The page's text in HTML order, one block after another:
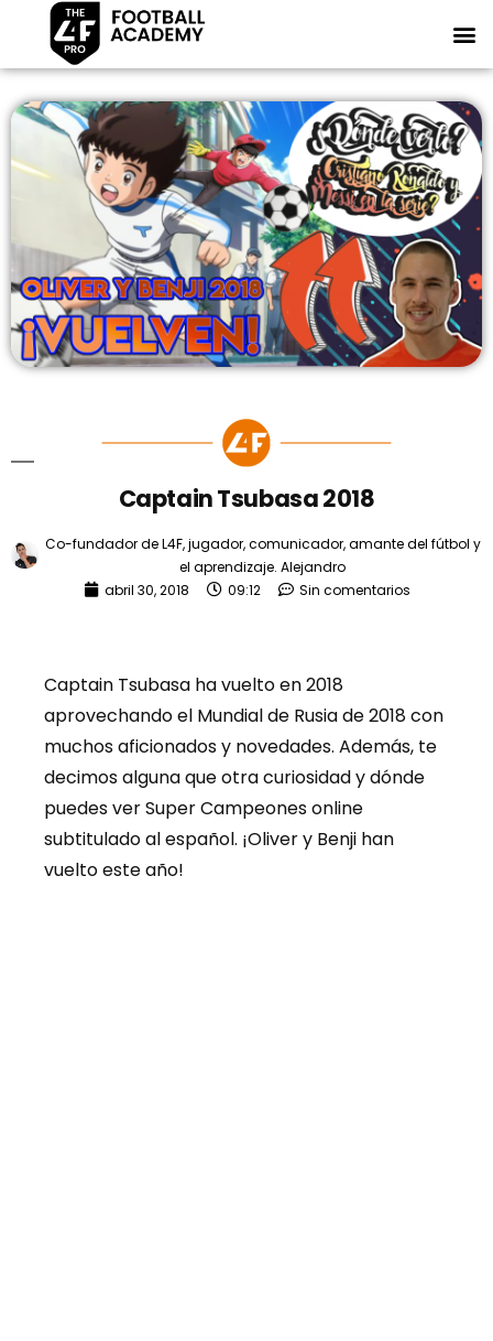
Captain Tsubasa 2018
Co-fundador de L4F, jugador, comunicador, amante del fútbol y
el aprendizaje. Alejandro
abril 30, 2018
09:12 Sin comentarios
Captain Tsubasa ha vuelto en 2018
aprovechando el Mundial de Rusia de 2018 con
muchos aficionados y novedades. Además, te
decimos alguna que otra curiosidad y dónde
puedes ver Super Campeones online
subtitulado al español. ¡Oliver y Benji han
vuelto este año!